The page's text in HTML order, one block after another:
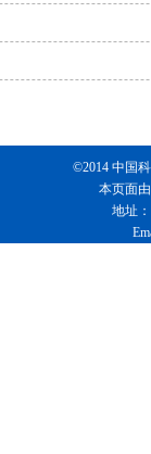
©2014 中国
本页面
地址